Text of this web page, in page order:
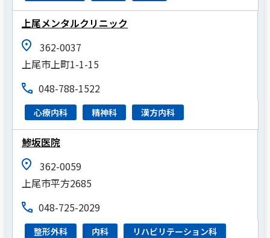
上尾メンタルクリニック
362-0037
上尾市上町1-1-15
048-788-1522
心療内科 精神科 漢方内科
鯵坂医院
362-0059
上尾市平方2685
048-725-2029
整形外科 内科 リハビリテーション科